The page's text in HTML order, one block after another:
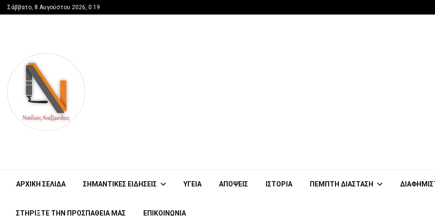
Σάββατο, 8 Αυγούστου 2026, 0:19
ΑΡΧΙΚΗ ΣΕΛΙΔΑ ΣΗΜΑΝΤΙΚΕΣ ΕΙΔΗΣΕΙΣ ΥΓΕΙΑ ΑΠΟΨΕΙΣ ΙΣΤΟΡΙΑ ΠΕΜΠΤΗ ΔΙΑΣΤΑΣΗ
ΣΤΗΡΊΞΤΕ ΤΗΝ ΠΡΟΣΠΆΘΕΙΑ ΜΑΣ ΕΠΙΚΟΙΝΩΝΙΑ